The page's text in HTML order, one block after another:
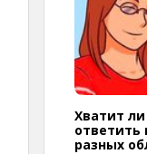
Хватит
ответить
разных